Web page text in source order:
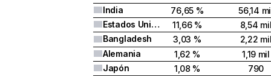
India
76,65 %
56,14
Estados Unidos
11,66 %
8,54
Bangladesh
3,03 %
2,22
Alemania
1,62 %
1,19 mil
Japón
1,08 % 790